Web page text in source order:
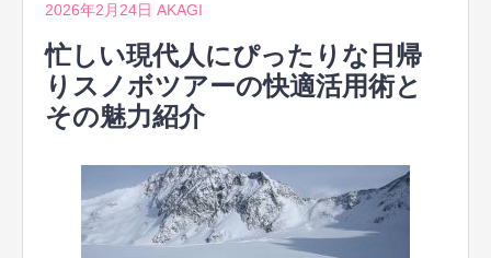
2026年2月24日 AKAGI
忙しい現代人にぴったりな日帰
りスノボツアーの快適活用術と
その魅力紹介